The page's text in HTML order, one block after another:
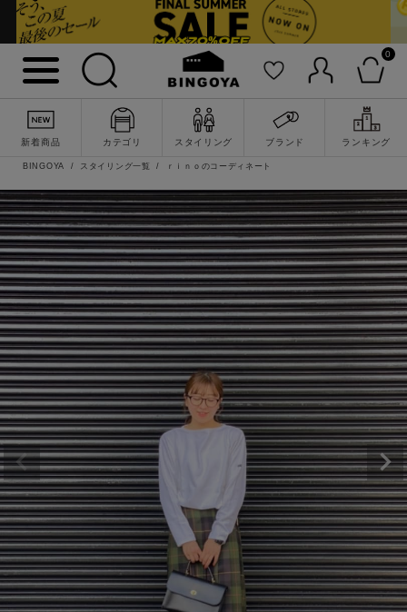
0
新着商品 カテゴリ スタイリング ブランド ランキング
詳細検索
BINGOYA スタイリング一覧 ｒｉｎｏのコーディネート